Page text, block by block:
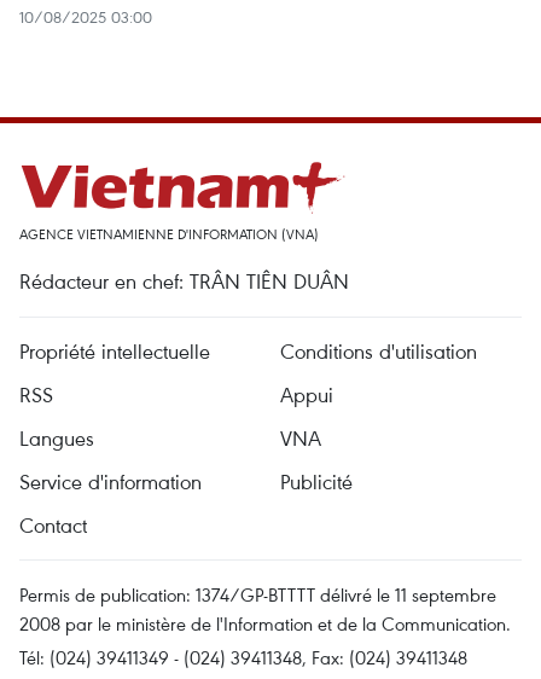
10/08/2025 03:00
AGENCE VIETNAMIENNE D'INFORMATION (VNA)
Rédacteur en chef: TRÂN TIÊN DUÂN
Propriété intellectuelle
Conditions d'utilisation
RSS
Appui
Langues
VNA
Service d'information
Publicité
Contact
Permis de publication: 1374/GP-BTTTT délivré le 11 septembre
2008 par le ministère de l'Information et de la Communication.
Tél: (024) 39411349 - (024) 39411348, Fax: (024) 39411348